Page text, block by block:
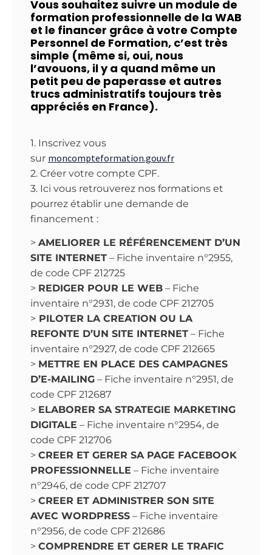
Vous souhaitez suivre un module de
formation professionnelle de la WAB
et le financer grâce à votre Compte
Personnel de Formation, c’est très
simple (même si, oui, nous
l’avouons, il y a quand même un
petit peu de paperasse et autres
trucs administratifs toujours très
appréciés en France).
1. Inscrivez vous
sur moncompteformation.gouv.fr
2. Créer votre compte CPF.
3. Ici vous retrouverez nos formations et
pourrez établir une demande de
financement :
> AMELIORER LE RÉFÉRENCEMENT D’UN
SITE INTERNET – Fiche inventaire n°2955,
de code CPF 212725
> REDIGER POUR LE WEB – Fiche
inventaire n°2931, de code CPF 212705
> PILOTER LA CREATION OU LA
REFONTE D’UN SITE INTERNET – Fiche
inventaire n°2927, de code CPF 212665
> METTRE EN PLACE DES CAMPAGNES
D’E-MAILING – Fiche inventaire n°2951, de
code CPF 212687
> ELABORER SA STRATEGIE MARKETING
DIGITALE – Fiche inventaire n°2954, de
code CPF 212706
> CREER ET GERER SA PAGE FACEBOOK
PROFESSIONNELLE – Fiche inventaire
n°2946, de code CPF 212707
> CREER ET ADMINISTRER SON SITE
AVEC WORDPRESS – Fiche inventaire
n°2956, de code CPF 212686
> COMPRENDRE ET GERER LE TRAFIC